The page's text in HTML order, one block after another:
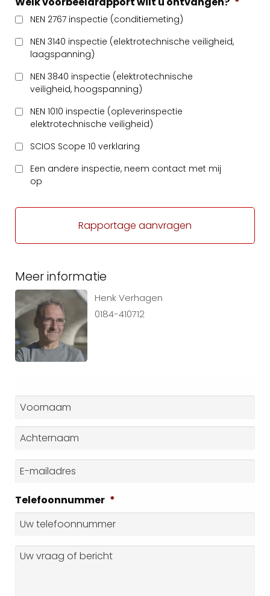
NEN 2767 inspectie (conditiemeting)
NEN 3140 inspectie (elektrotechnische veiligheid,
laagspanning)
NEN 3840 inspectie (elektrotechnische
veiligheid, hoogspanning)
NEN 1010 inspectie (opleverinspectie
elektrotechnische veiligheid)
SCIOS Scope 10 verklaring
Een andere inspectie, neem contact met mij
op
Meer informatie
Henk Verhagen
0184-410712
Naam
Voornaam
E-
mailadres *
Telefoonnummer *
Vraag
of